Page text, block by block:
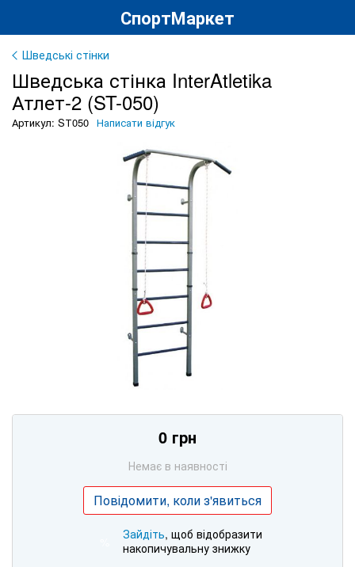
СпортМаркет
Шведські стінки
Шведська стінка InterAtletika
Атлет-2 (ST-050)
Артикул: SТ050 Написати відгук
0 грн
Немає в наявності
Повідомити, коли з'явиться
Зайдіть, щоб відобразити
накопичувальну знижку